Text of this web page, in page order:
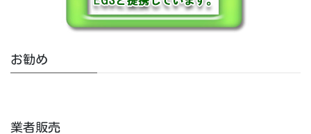
お勧め
業者販売